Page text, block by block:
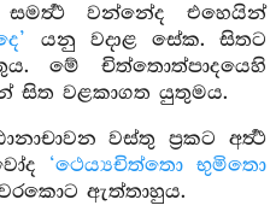
වන්නේද එහෙයින්
යනු වදාළ සේක. සිතට
මේ චිත්තොත්පාදයෙහි
සිත වළකාගත යුතුමය.
වස්තු ප්‍රකට අර්‍ත්‍ථ
‘ථෙය්‍යචිත්තො භුමිතො
ඇත්තාහුය.